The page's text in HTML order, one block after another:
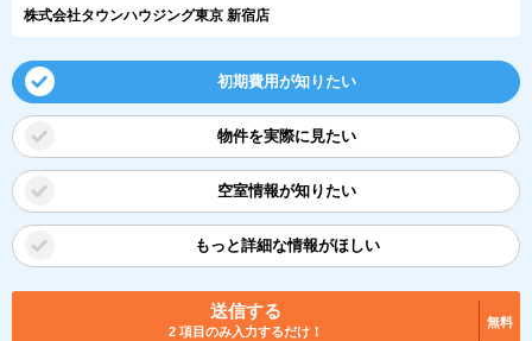
株式会社タウンハウジング東京 新宿店
初期費用が知りたい
物件を実際に見たい
空室情報が知りたい
もっと詳細な情報がほしい
送信する
2 項目のみ入力するだけ！
無料